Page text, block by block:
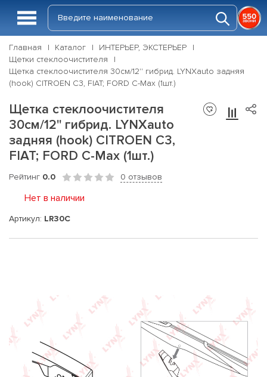
Главная Каталог
ИНТЕРЬЕР, ЭКСТЕРЬЕР
Щетки стеклоочистителя
Щетка стеклоочистителя 30см/12'' гибрид. LYNXauto задняя
(hook) CITROEN C3, FIAT; FORD C-Max (1шт.)
Щетка стеклоочистителя
30см/12'' гибрид. LYNXauto
задняя (hook) CITROEN C3,
FIAT; FORD C-Max (1шт.)
Рейтинг 0.0 0 отзывов
Нет в наличии
Артикул: LR30C